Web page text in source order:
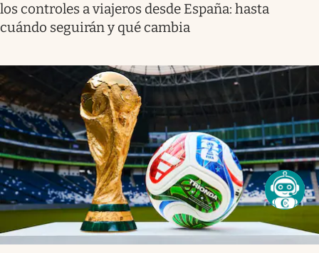
los controles a viajeros desde España: hasta
cuándo seguirán y qué cambia